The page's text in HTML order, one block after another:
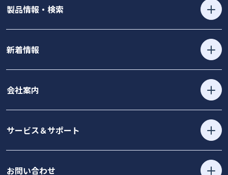
製品情報・検索
新着情報
会社案内
サービス＆サポート
お問い合わせ